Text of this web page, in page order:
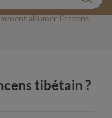
allumer l’encens
tibétain ?